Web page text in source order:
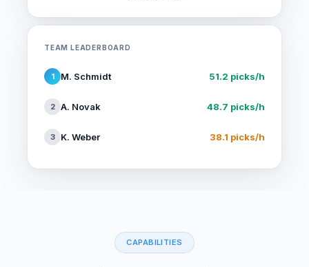
TEAM LEADERBOARD
1 M. Schmidt 51.2 picks/h
2 A. Novak 48.7 picks/h
3 K. Weber 38.1 picks/h
CAPABILITIES